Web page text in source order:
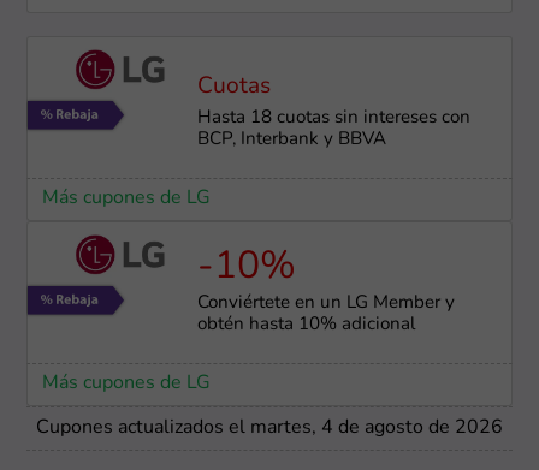
Cuotas
Hasta 18 cuotas sin intereses con
BCP, Interbank y BBVA
Más cupones de LG
-10%
Conviértete en un LG Member y
obtén hasta 10% adicional
Más cupones de LG
Cupones actualizados el martes, 4 de agosto de 2026